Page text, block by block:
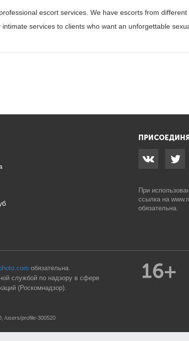
escort services. We have escorts from
services to clients who want an unforgettable
При
ссылка на
обязательна.
обязательна.
службой по надзору в сфере
(Роскомнадзор).
/users/profile-300520